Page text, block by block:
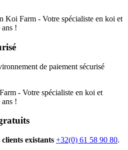
de paiement sécurisé
clients existants +32(0) 61 58 90 80.